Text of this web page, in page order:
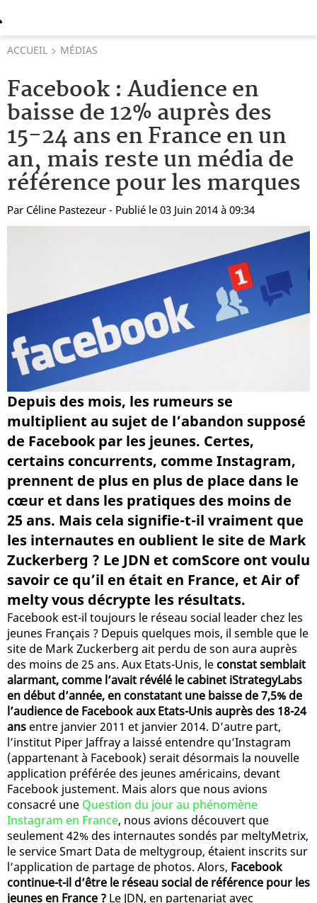
ACCUEIL MÉDIAS
Facebook : Audience en
baisse de 12% auprès des
15-24 ans en France en un
an, mais reste un média de
référence pour les marques
Par Céline Pastezeur - Publié le 03 Juin 2014 à 09:34
Depuis des mois, les rumeurs se
multiplient au sujet de l’abandon supposé
de Facebook par les jeunes. Certes,
certains concurrents, comme Instagram,
prennent de plus en plus de place dans le
cœur et dans les pratiques des moins de
25 ans. Mais cela signifie-t-il vraiment que
les internautes en oublient le site de Mark
Zuckerberg ? Le JDN et comScore ont voulu
savoir ce qu’il en était en France, et Air of
melty vous décrypte les résultats.
Facebook est-il toujours le réseau social leader chez les
jeunes Français ? Depuis quelques mois, il semble que le
site de Mark Zuckerberg ait perdu de son aura auprès
des moins de 25 ans. Aux Etats-Unis, le constat semblait
alarmant, comme l’avait révélé le cabinet iStrategyLabs
en début d’année, en constatant une baisse de 7,5% de
l’audience de Facebook aux Etats-Unis auprès des 18-24
ans entre janvier 2011 et janvier 2014. D’autre part,
l’institut Piper Jaffray a laissé entendre qu’Instagram
(appartenant à Facebook) serait désormais la nouvelle
application préférée des jeunes américains, devant
Facebook justement. Mais alors que nous avions
consacré une Question du jour au phénomène
Instagram en France, nous avions découvert que
seulement 42% des internautes sondés par meltyMetrix,
le service Smart Data de meltygroup, étaient inscrits sur
l’application de partage de photos. Alors, Facebook
continue-t-il d’être le réseau social de référence pour les
jeunes en France ? Le JDN, en partenariat avec